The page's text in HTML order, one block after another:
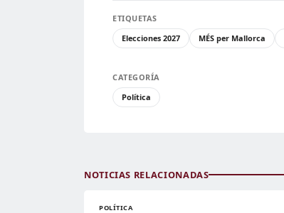
ETIQUETAS
Elecciones 2027
MÉS per Mallorca
CATEGORÍA
Política
NOTICIAS RELACIONADAS
POLÍTICA